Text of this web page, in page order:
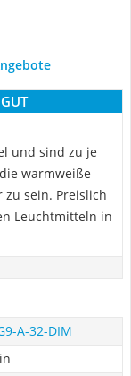
und sind zu je
warmweiße
zu sein. Preislich
Leuchtmitteln in
A-32-DIM